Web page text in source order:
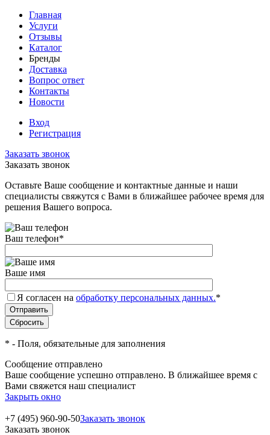
Главная
Услуги
Отзывы
Каталог
Бренды
Доставка
Вопрос ответ
Контакты
Новости
Вход
Регистрация
Заказать звонок
Заказать звонок
Оставьте Ваше сообщение и контактные данные и наши
специалисты свяжутся с Вами в ближайшее рабочее время для
решения Вашего вопроса.
Ваш телефон*
Ваше имя
Я согласен на обработку персональных данных.*
* - Поля, обязательные для заполнения
Сообщение отправлено
Ваше сообщение успешно отправлено. В ближайшее время с
Вами свяжется наш специалист
Закрыть окно
+7 (495) 960-90-50Заказать звонок
Заказать звонок